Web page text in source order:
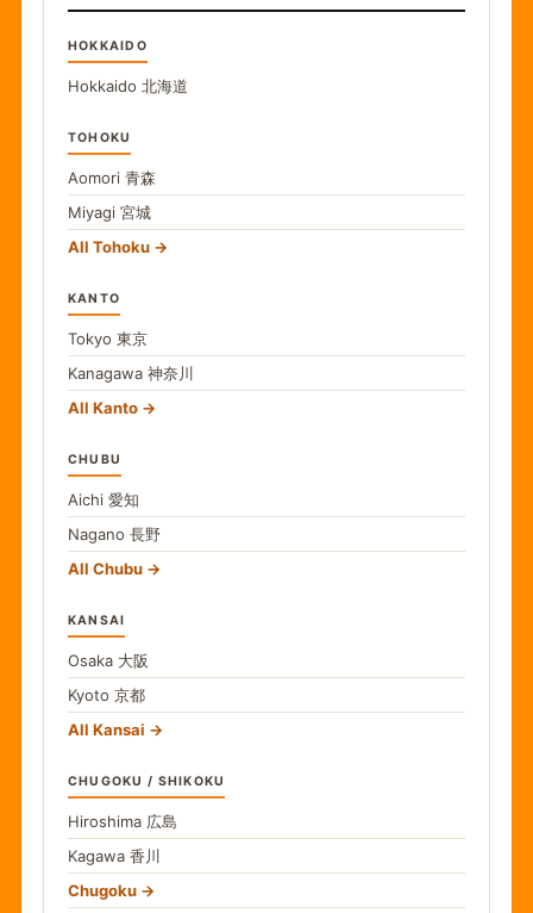
HOKKAIDO
Hokkaido 北海道
TOHOKU
Aomori 青森
Miyagi 宮城
All Tohoku
KANTO
Tokyo 東京
Kanagawa 神奈川
All Kanto
CHUBU
Aichi 愛知
Nagano 長野
All Chubu
KANSAI
Osaka 大阪
Kyoto 京都
All Kansai
CHUGOKU / SHIKOKU
Hiroshima 広島
Kagawa 香川
Chugoku